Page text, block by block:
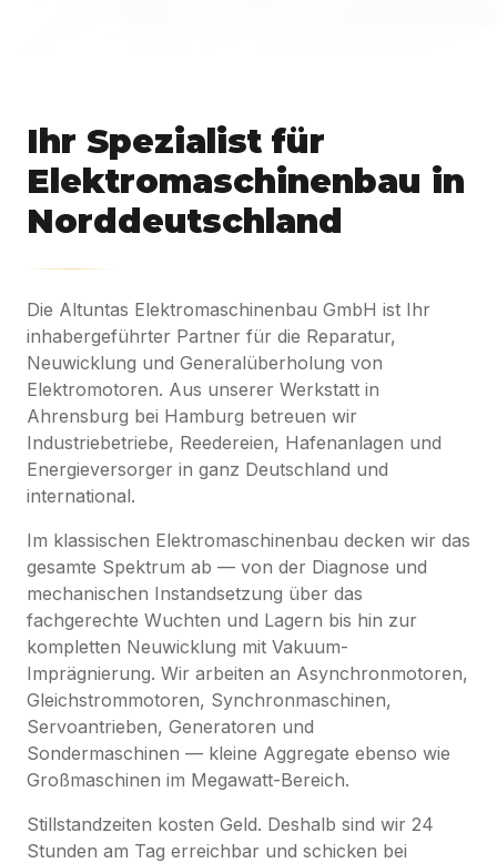
Ihr Spezialist für
Elektromaschinenbau in
Norddeutschland
Die Altuntas Elektromaschinenbau GmbH ist Ihr
inhabergeführter Partner für die Reparatur,
Neuwicklung und Generalüberholung von
Elektromotoren. Aus unserer Werkstatt in
Ahrensburg bei Hamburg betreuen wir
Industriebetriebe, Reedereien, Hafenanlagen und
Energieversorger in ganz Deutschland und
international.
Im klassischen Elektromaschinenbau decken wir das
gesamte Spektrum ab — von der Diagnose und
mechanischen Instandsetzung über das
fachgerechte Wuchten und Lagern bis hin zur
kompletten Neuwicklung mit Vakuum-
Imprägnierung. Wir arbeiten an Asynchronmotoren,
Gleichstrommotoren, Synchronmaschinen,
Servoantrieben, Generatoren und
Sondermaschinen — kleine Aggregate ebenso wie
Großmaschinen im Megawatt-Bereich.
Stillstandzeiten kosten Geld. Deshalb sind wir 24
Stunden am Tag erreichbar und schicken bei